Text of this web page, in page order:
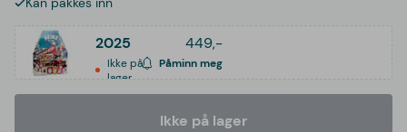
2025 449,-
Ikke på
lager
Påminn meg
Ikke på lager